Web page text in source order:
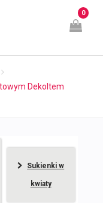
0
Dekoltem
Sukienki w
kwiaty